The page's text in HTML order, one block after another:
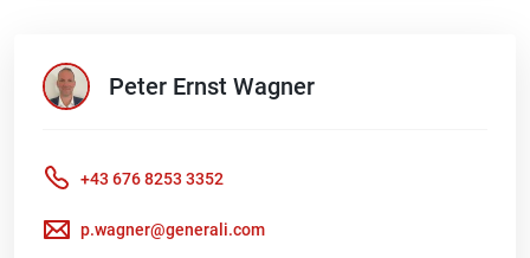
Peter Ernst Wagner
+43 676 8253 3352
p.wagner@generali.com